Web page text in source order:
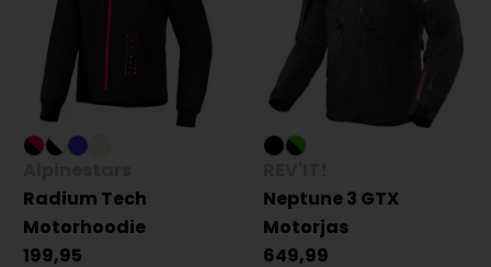
Radium Tech
Motorhoodie
199,95
Neptune 3 GTX
Motorjas
649,99